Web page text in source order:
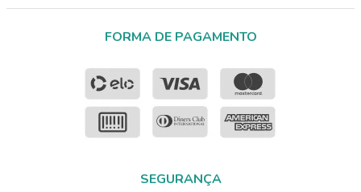
FORMA DE PAGAMENTO
SEGURANÇA